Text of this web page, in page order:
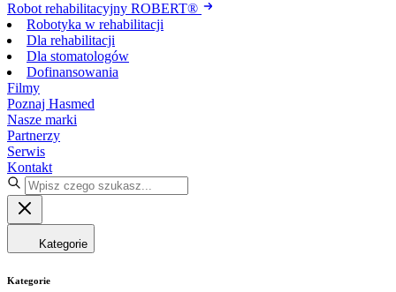
Robot rehabilitacyjny ROBERT®
Robotyka w rehabilitacji
Dla rehabilitacji
Dla stomatologów
Dofinansowania
Filmy
Poznaj Hasmed
Nasze marki
Partnerzy
Serwis
Kontakt
Kategorie
Kategorie